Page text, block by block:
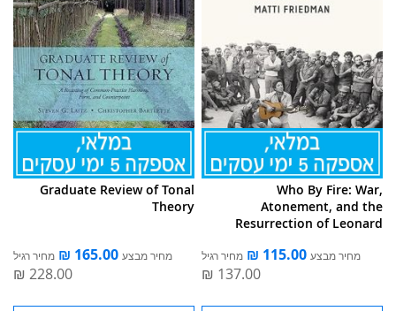
Who By Fire: War,
Atonement, and the
Resurrection of Leonard
מחיר מבצע מחיר רגיל
Graduate Review of Tonal
Theory
מחיר מבצע מחיר רגיל